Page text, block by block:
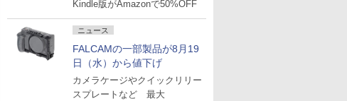
Kindle版がAmazonで50%OFF
ニュース
FALCAMの一部製品が8月19
日（水）から値下げ
カメラケージやクイックリリー
スプレートなど 最大